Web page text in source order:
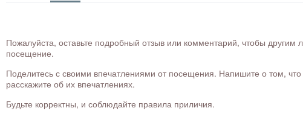
Пожалуйста, оставьте подробный отзыв или комментарий, чтобы
посещение.
Поделитесь с своими впечатлениями от посещения. Напишите о том,
расскажите об их впечатлениях.
Будьте корректны, и соблюдайте правила приличия.